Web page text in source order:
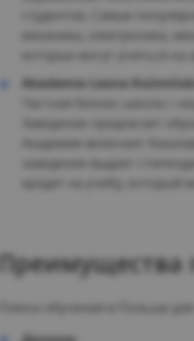
студентов. Самые
механика, электроника,
Akademia Leona
Частная бизнес-школа с
Заведение предлагает
Академия включает
заведение выдает
кредит на учебу,
Преимущества